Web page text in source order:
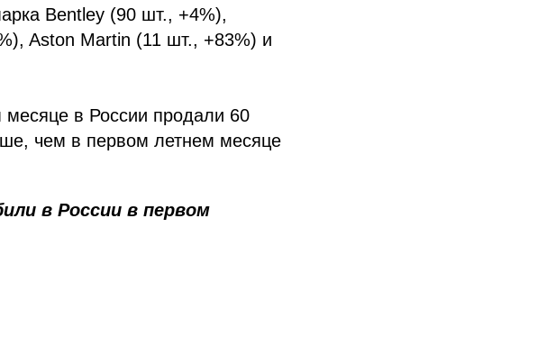
Bentley (90 шт., +4%),
Aston Martin (11 шт., +83%) и
месяце в России продали 60
чем в первом летнем месяце
в России в первом